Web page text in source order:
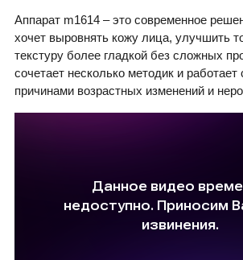
Аппарат m1614 – это современное
хочет выровнять кожу лица, улучшить
текстуру более гладкой без сложных
сочетает несколько методик и
причинами возрастных изменений и